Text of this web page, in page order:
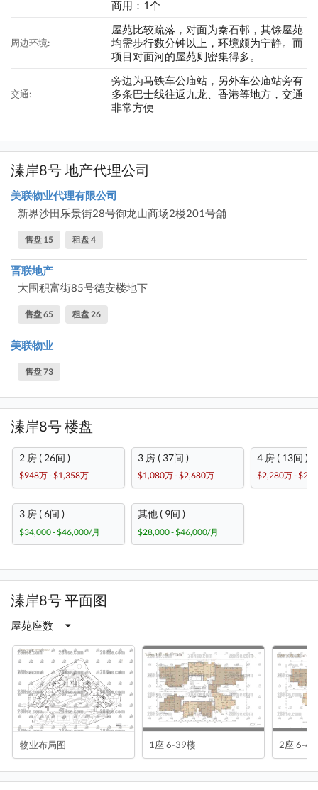
商用：1个
周边环境:
屋苑比较疏落，对面为秦石邨，其馀屋苑
均需步行数分钟以上，环境颇为宁静。而
项目对面河的屋苑则密集得多。
交通:
旁边为马铁车公庙站，另外车公庙站旁有
多条巴士线往返九龙、香港等地方，交通
非常方便
溱岸8号 地产代理公司
美联物业代理有限公司
新界沙田乐景街28号御龙山商场2楼201号舗
售盘 15 租盘 4
晋联地产
大围积富街85号德安楼地下
售盘 65 租盘 26
美联物业
售盘 73
溱岸8号 楼盘
2 房 ( 26间 )
$948万 - $1,358万
3 房 ( 37间 )
$1,080万 - $2,680万
4 房 ( 13间 )
$2,280万 -
3 房 ( 6间 )
$34,000 - $46,000/月
其他 ( 9间 )
$28,000 - $46,000/月
溱岸8号 平面图
屋苑座数
物业布局图 1座 6-39楼 2座 6-